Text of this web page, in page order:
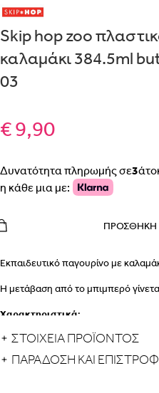
Skip hop zoo
καλαμάκι 384.5ml
03
€ 9,90
Δυνατότητα πληρωμής σε3
η κάθε μια με:
ΠΡΟΣΘΉΚΗ
Εκπαιδευτικό παγουρίνο με
Η μετάβαση από το μπιμπερό
Χαρακτηριστικά:
Το καλαμάκι λυγίζει, ώστε όταν
καθαρό και να μην τρέχει
ΣΤΟΙΧΕΙΑ ΠΡΟΪΟΝΤΟΣ
ΠΑΡΆΔΟΣΗ ΚΑΙ